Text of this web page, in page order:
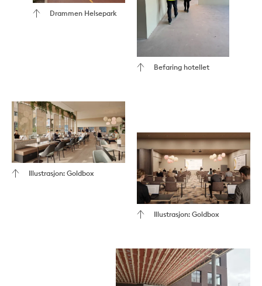
Drammen Helsepark
Befaring hotellet
Illustrasjon: Goldbox
Illustrasjon: Goldbox